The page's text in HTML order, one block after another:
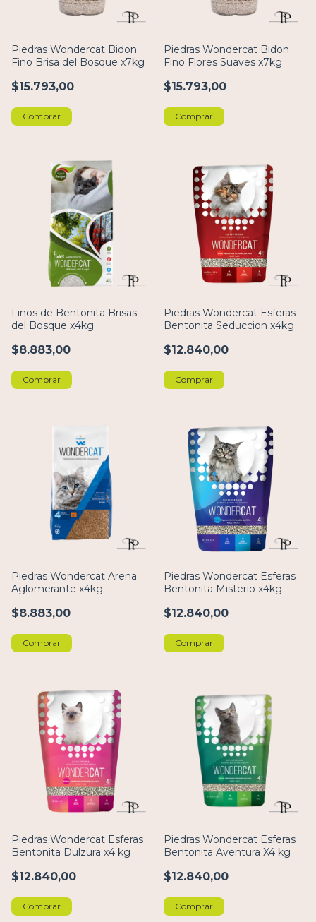
Piedras Wondercat Bidon
Fino Brisa del Bosque x7kg
$15.793,00
Comprar
Piedras Wondercat Bidon
Fino Flores Suaves x7kg
$15.793,00
Comprar
Finos de Bentonita Brisas
del Bosque x4kg
$8.883,00
Comprar
Piedras Wondercat Esferas
Bentonita Seduccion x4kg
$12.840,00
Comprar
Piedras Wondercat Arena
Aglomerante x4kg
$8.883,00
Comprar
Piedras Wondercat Esferas
Bentonita Misterio x4kg
$12.840,00
Comprar
Piedras Wondercat Esferas
Bentonita Dulzura x4 kg
$12.840,00
Comprar
Piedras Wondercat Esferas
Bentonita Aventura X4 kg
$12.840,00
Comprar